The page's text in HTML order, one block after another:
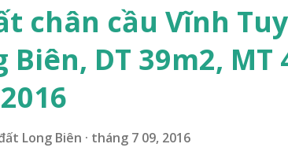
phố Tư Đình, ngõ trước nhà rộng 8m, ngõ
Cổ Linh khoảng 200m; • Cách dự án Eco
án khu biệt thự dự án Minh Tâm Tư Đình • Cách
Long Biên khoảng 500m; • Khu vực đông
chân cầu Vĩnh
Biên, DT 39m2, MT
Long Biên tháng 7 09, 2016